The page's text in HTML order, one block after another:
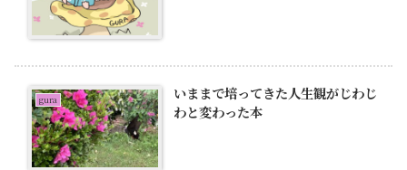
gura
いままで培ってきた人生観がじわじ
わと変わった本